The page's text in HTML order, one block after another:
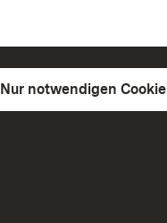
Nur notwendigen